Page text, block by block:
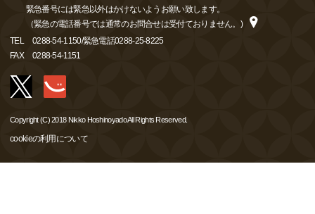
緊急番号には緊急以外はかけないようお願い致します。
（緊急の電話番号では通常のお問合せは受付ておりません。)
TEL
0288-54-1150/緊急電話0288-25-8225
FAX
0288-54-1151
Copyright (C) 2018 Nikko Hoshinoyado All Rights Reserved.
cookieの利用について